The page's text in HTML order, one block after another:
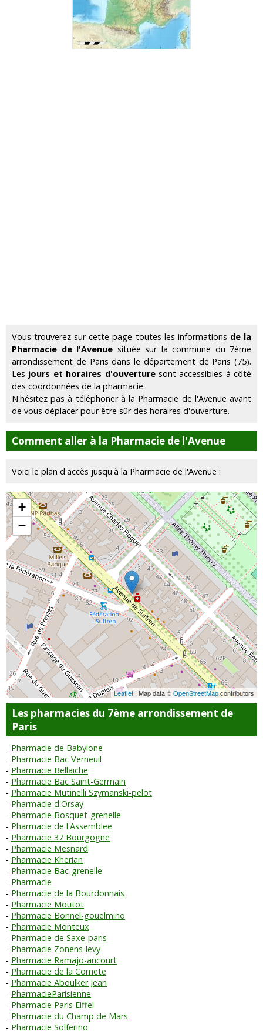
Vous trouverez sur cette page toutes les informations de la
Pharmacie de l'Avenue située sur la commune du 7ème
arrondissement de Paris dans le département de Paris (75).
Les jours et horaires d'ouverturesont accessibles à côté
des coordonnées de la pharmacie.
N'hésitez pas à téléphoner à la Pharmacie de l'Avenue avant
de vous déplacer pour être sûr des horaires d'ouverture.
Comment aller à la Pharmacie de l'Avenue
Voici le plan d'accès jusqu'à la Pharmacie de l'Avenue :
+
−
Leaflet | Map data ©OpenStreetMapcontributors
Les pharmacies du 7ème arrondissement de
Paris
Pharmacie de Babylone
Pharmacie Bac Verneuil
Pharmacie Bellaiche
Pharmacie Bac Saint-Germain
Pharmacie Mutinelli Szymanski-pelot
Pharmacie d'Orsay
Pharmacie Bosquet-grenelle
Pharmacie de l'Assemblee
Pharmacie 37 Bourgogne
Pharmacie Mesnard
Pharmacie Kherian
Pharmacie Bac-grenelle
Pharmacie
Pharmacie de la Bourdonnais
Pharmacie Moutot
Pharmacie Bonnel-gouelmino
Pharmacie Monteux
Pharmacie de Saxe-paris
Pharmacie Zonens-levy
Pharmacie Ramajo-ancourt
Pharmacie de la Comete
Pharmacie Aboulker Jean
PharmacieParisienne
Pharmacie Paris Eiffel
Pharmacie du Champ de Mars
Pharmacie Solferino